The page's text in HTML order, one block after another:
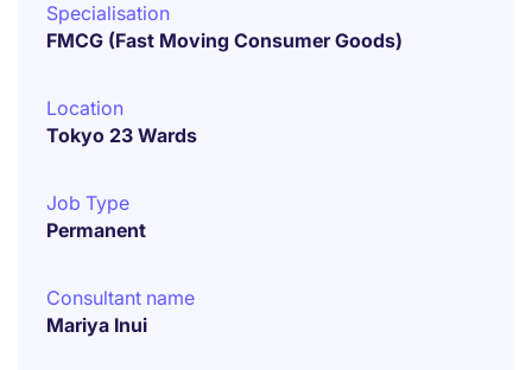
Specialisation
FMCG (Fast Moving Consumer Goods)
Location
Tokyo 23 Wards
Job Type
Permanent
Consultant name
Mariya Inui